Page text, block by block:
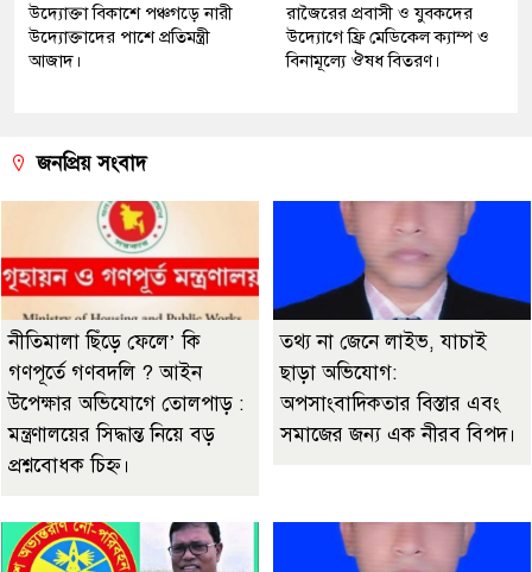
উদ্যোক্তা বিকাশে পঞ্চগড়ে নারী
উদ্যোক্তাদের পাশে প্রতিমন্ত্রী
আজাদ।
রাজৈরের‌ প্রবাসী ও যুবকদের
উদ্যোগে ফ্রি মেডিকেল ক্যাম্প ও
বিনামূল্যে ঔষধ বিতরণ।
জনপ্রিয় সংবাদ
নীতিমালা ছিঁড়ে ফেলে’ কি
গণপূর্তে গণবদলি ? আইন
উপেক্ষার অভিযোগে তোলপাড় :
মন্ত্রণালয়ের সিদ্ধান্ত নিয়ে বড়
প্রশ্নবোধক চিহ্ন।
তথ্য না জেনে লাইভ, যাচাই
ছাড়া অভিযোগ:
অপসাংবাদিকতার বিস্তার এবং
সমাজের জন্য এক নীরব বিপদ।